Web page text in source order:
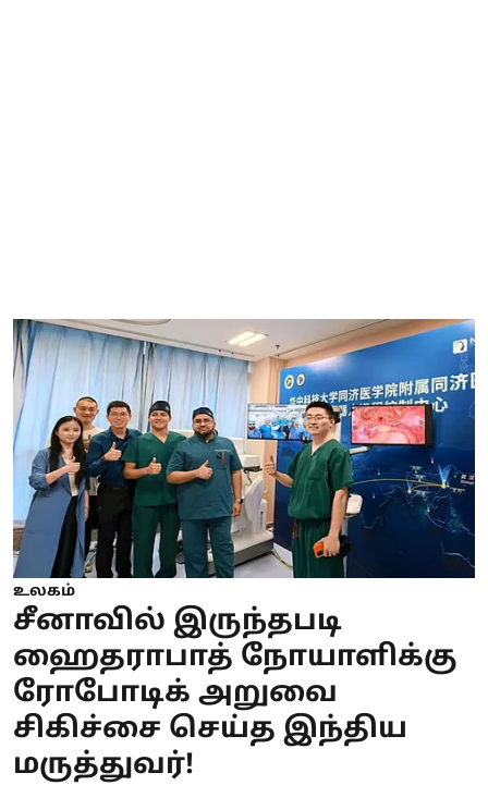
உலகம்
சீனாவில் இருந்தபடி
ஹைதராபாத் நோயாளிக்கு
ரோபோடிக் அறுவை
சிகிச்சை செய்த இந்திய
மருத்துவர்!